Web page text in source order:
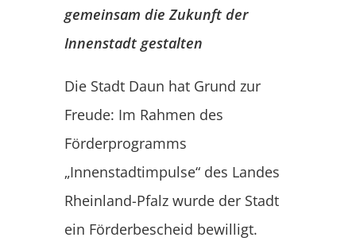
gemeinsam die Zukunft der
Innenstadt gestalten
Die Stadt Daun hat Grund zur
Freude: Im Rahmen des
Förderprogramms
„Innenstadtimpulse“ des Landes
Rheinland-Pfalz wurde der Stadt
ein Förderbescheid bewilligt.